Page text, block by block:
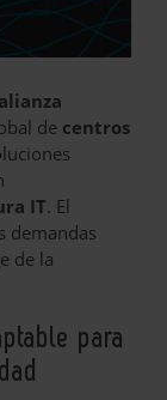
alianza
de centros
IT. El
demandas
de la
para